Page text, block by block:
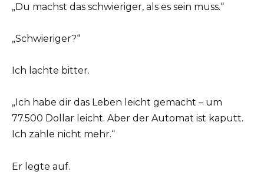
„Du machst das schwieriger, als es sein muss.“
„Schwieriger?“
Ich lachte bitter.
„Ich habe dir das Leben leicht gemacht – um
77.500 Dollar leicht. Aber der Automat ist kaputt.
Ich zahle nicht mehr.“
Er legte auf.